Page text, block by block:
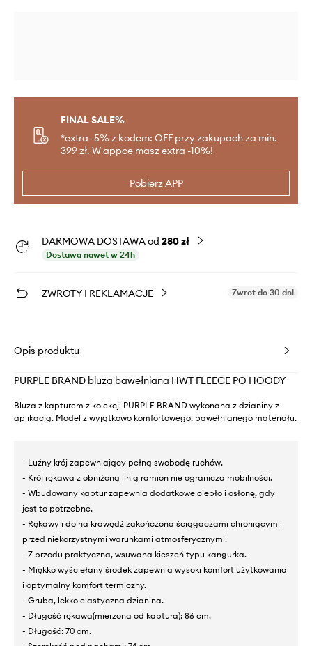
FINAL SALE%
*extra -5% z kodem: OFF przy zakupach za min.
399 zł. W appce masz extra -10%!
Pobierz APP
DARMOWA DOSTAWA od 280 zł
Dostawa nawet w 24h
ZWROTY I REKLAMACJE Zwrot do 30 dni
Opis produktu
PURPLE BRAND bluza bawełniana HWT FLEECE PO HOODY
Bluza z kapturem z kolekcji PURPLE BRAND wykonana z dzianiny z
aplikacją. Model z wyjątkowo komfortowego, bawełnianego materiału.
- Luźny krój zapewniający pełną swobodę ruchów.
- Krój rękawa z obniżoną linią ramion nie ogranicza mobilności.
- Wbudowany kaptur zapewnia dodatkowe ciepło i osłonę, gdy
jest to potrzebne.
- Rękawy i dolna krawędź zakończona ściągaczami chroniącymi
przed niekorzystnymi warunkami atmosferycznymi.
- Z przodu praktyczna, wsuwana kieszeń typu kangurka.
- Miękko wyściełany środek zapewnia wysoki komfort użytkowania
i optymalny komfort termiczny.
- Gruba, lekko elastyczna dzianina.
- Długość rękawa(mierzona od kaptura): 86 cm.
- Długość: 70 cm.